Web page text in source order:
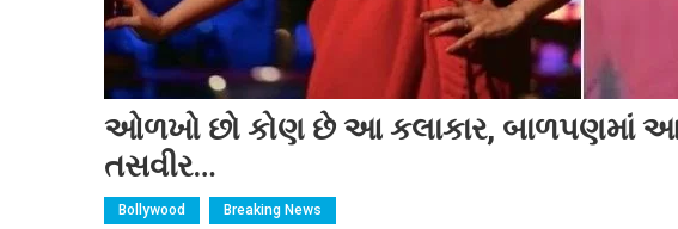
ઓળખો છો કોણ છે આ કલાકાર, બાળપણમાં
તસવીર…
Bollywood Breaking News